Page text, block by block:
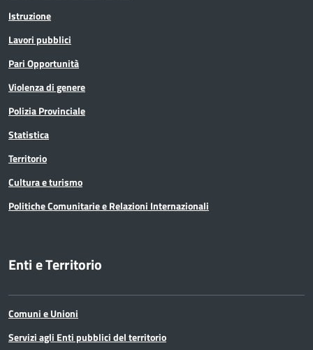
Istruzione
Lavori pubblici
Pari Opportunità
Violenza di genere
Polizia Provinciale
Statistica
Territorio
Cultura e turismo
Politiche Comunitarie e Relazioni Internazionali
Enti e Territorio
Comuni e Unioni
Servizi agli Enti pubblici del territorio